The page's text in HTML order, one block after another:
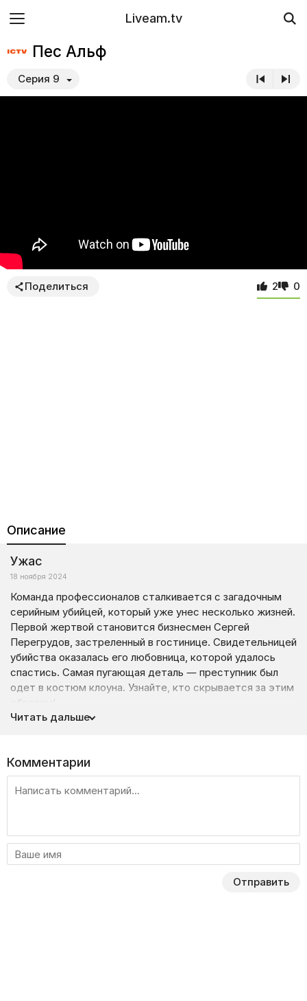
Liveam.tv
Пес Альф
Серия 9
Поделиться 2 0
Описание
Ужас
18 ноября 2024
Команда профессионалов сталкивается с загадочным
серийным убийцей, который уже унес несколько жизней.
Первой жертвой становится бизнесмен Сергей
Перегрудов, застреленный в гостинице. Свидетельницей
убийства оказалась его любовница, которой удалось
спастись. Самая пугающая деталь — преступник был
одет в костюм клоуна. Узнайте, кто скрывается за этим
образом!
Читать дальше
Комментарии
Отправить